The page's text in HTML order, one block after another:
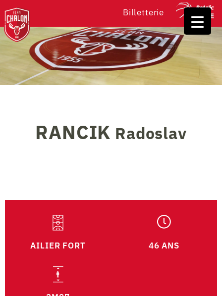
Billetterie
RANCIK Radoslav
AILIER FORT 46 ANS